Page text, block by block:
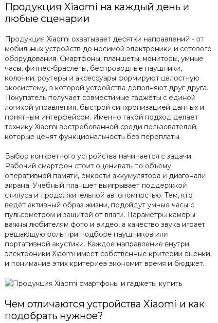
Продукция Xiaomi на каждый день и
любые сценарии
Продукция Xiaomi охватывает десятки направлений - от
мобильных устройств до носимой электроники и сетевого
оборудования. Смартфоны, планшеты, мониторы, умные
часы, фитнес-браслеты, беспроводные наушники,
колонки, роутеры и аксессуары формируют целостную
экосистему, в которой устройства дополняют друг друга.
Покупатель получает совместимые гаджеты с единой
логикой управления, быстрой синхронизацией данных и
понятным интерфейсом. Именно такой подход делает
технику Xiaomi востребованной среди пользователей,
которые ценят функциональность без переплаты.
Выбор конкретного устройства начинается с задачи.
Рабочий смартфон стоит оценивать по объёму
оперативной памяти, ёмкости аккумулятора и диагонали
экрана. Учебный планшет выигрывает поддержкой
стилуса и продолжительной автономностью. Тем, кто
ведёт активный образ жизни, подойдут умные часы с
пульсометром и защитой от влаги. Параметры камеры
важны любителям фото и видео, а качество звука играет
решающую роль при подборе наушников или
портативной акустики. Каждое направление внутри
электроники Xiaomi имеет собственные критерии оценки,
и понимание этих критериев экономит время и бюджет.
Чем отличаются устройства Xiaomi и как
подобрать нужное?